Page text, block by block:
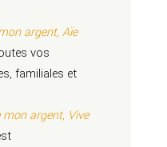
argent, Aïe
vos
familiales et
mon argent, Vive